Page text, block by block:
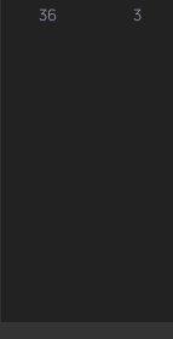
36 3